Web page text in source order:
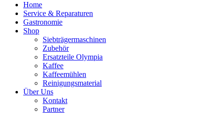
Home
Service & Reparaturen
Gastronomie
Shop
Siebträgermaschinen
Zubehör
Ersatzteile Olympia
Kaffee
Kaffeemühlen
Reinigungsmaterial
Über Uns
Kontakt
Partner